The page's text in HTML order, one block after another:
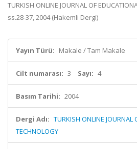
TURKISH ONLINE JOURNAL OF
ss.28-37, 2004 (Hakemli Dergi)
Yayın Türü: Makale / Tam Makale
Cilt numarası: 3 Sayı: 4
Basım Tarihi: 2004
Dergi Adı: TURKISH ONLINE JOURNAL
TECHNOLOGY